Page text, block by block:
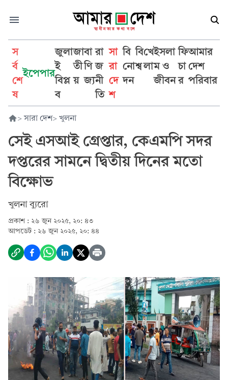
স
র্ব
শে
ষ
ইপেপার
জুলা
ই
বিপ্ল
ব
জা
তী
য়
বা
ণি
জ্য
রা
জ
নী
তি
সা
রা
দে
শ
বি
নো
দন
বি
শ্ব
খে
লা
ইসলা
ম ও
জীবন
ফি
চা
র
আমার
দেশ
পরিবার
> সারা দেশ> খুলনা
সেই এসআই গ্রেপ্তার, কেএমপি সদর
দপ্তরের সামনে দ্বিতীয় দিনের মতো
বিক্ষোভ
খুলনা ব্যুরো
প্রকাশ : ২৬ জুন ২০২৫, ২০: ৪৩
আপডেট : ২৬ জুন ২০২৫, ২০: ৪৪